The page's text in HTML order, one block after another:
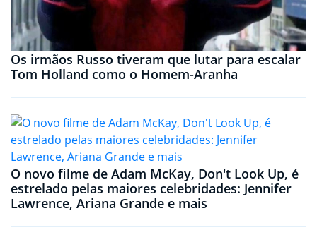
Os irmãos Russo tiveram que lutar para escalar
Tom Holland como o Homem-Aranha
O novo filme de Adam McKay, Don't Look Up, é
estrelado pelas maiores celebridades: Jennifer
Lawrence, Ariana Grande e mais